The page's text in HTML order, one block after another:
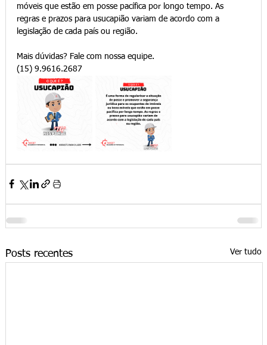
móveis que estão em posse pacífica por longo tempo. As
regras e prazos para usucapião variam de acordo com a
legislação de cada país ou região.
Mais dúvidas? Fale com nossa equipe.
(15) 9.9616.2687
Posts recentes Ver tudo